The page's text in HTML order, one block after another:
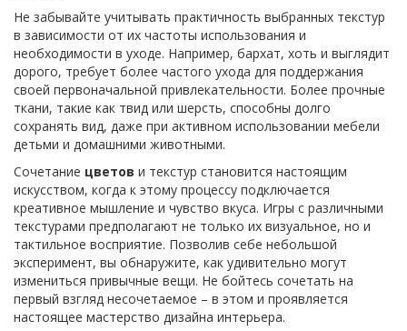
Не забывайте учитывать практичность выбранных текстур
в зависимости от их частоты использования и
необходимости в уходе. Например, бархат, хоть и выглядит
дорого, требует более частого ухода для поддержания
своей первоначальной привлекательности. Более прочные
ткани, такие как твид или шерсть, способны долго
сохранять вид, даже при активном использовании мебели
детьми и домашними животными.
Сочетание цветов и текстур становится настоящим
искусством, когда к этому процессу подключается
креативное мышление и чувство вкуса. Игры с различными
текстурами предполагают не только их визуальное, но и
тактильное восприятие. Позволив себе небольшой
эксперимент, вы обнаружите, как удивительно могут
измениться привычные вещи. Не бойтесь сочетать на
первый взгляд несочетаемое – в этом и проявляется
настоящее мастерство дизайна интерьера.